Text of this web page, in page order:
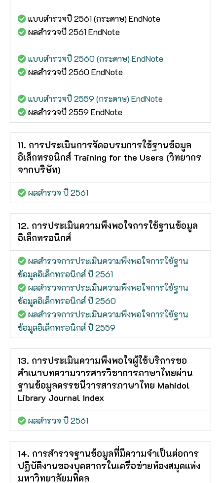
แบบสำรวจปี 2561 (กระดาษ) EndNote
ผลสำรวจปี 2561 EndNote
แบบสำรวจปี 2560 (กระดาษ) EndNote
ผลสำรวจปี 2560 EndNote
แบบสำรวจปี 2559 (กระดาษ) EndNote
ผลสำรวจปี 2559 EndNote
11. การประเมินการจัดอบรมการใช้ฐานข้อมูล
อิเล็กทรอนิกส์ Training for the Users (วิทยากร
จากบริษัท)
ผลสำรวจ ปี 2561
12. การประเมินความพึงพอใจการใช้ฐานข้อมูล
อิเล็กทรอนิกส์
ผลสำรวจการประเมินความพึงพอใจการใช้ฐาน
ข้อมูลอิเล็กทรอนิกส์ ปี 2561
ผลสำรวจการประเมินความพึงพอใจการใช้ฐาน
ข้อมูลอิเล็กทรอนิกส์ ปี 2560
ผลสำรวจการประเมินความพึงพอใจการใช้ฐาน
ข้อมูลอิเล็กทรอนิกส์ ปี 2559
13. การประเมินความพึงพอใจผู้ใช้บริการขอ
สำเนาบทความวารสารวิชาการภาษาไทยผ่าน
ฐานข้อมูลดรรชนีวารสารภาษาไทย Mahidol
Library Journal Index
ผลสำรวจ ปี 2561
14. การสำรวจฐานข้อมูลที่มีความจำเป็นต่อการ
ปฏิบัติงานของบุคลากรในเครือข่ายห้องสมุดแห่ง
มหาวิทยาลัยมหิดล